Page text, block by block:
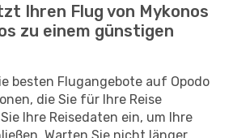
Ihren Flug von Mykonos
zu einem günstigen
besten Flugangebote auf Opodo
die Sie für Ihre Reise
Ihre Reisedaten ein, um Ihre